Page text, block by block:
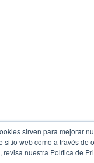
sirven para mejorar
web como a través de
nuestra Política de